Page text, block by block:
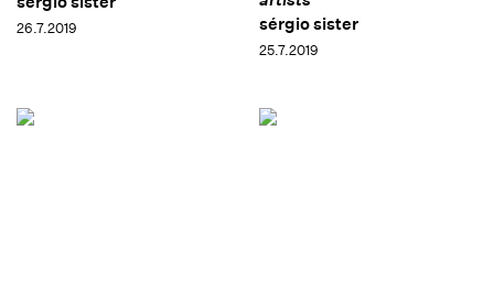
26.7.2019
sérgio sister
25.7.2019